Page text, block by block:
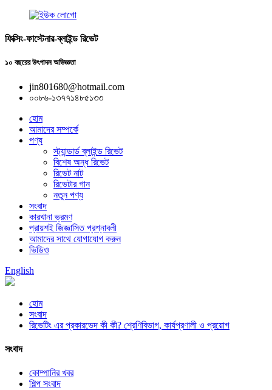
ফিক্সিং-ফাস্টেনার-ব্লাইন্ড রিভেট
১০ বছরের উৎপাদন অভিজ্ঞতা
jin801680@hotmail.com
০০৮৬-১৩৭৭১৪৮৫১৩৩
হোম
আমাদের সম্পর্কে
পণ্য
স্ট্যান্ডার্ড ব্লাইন্ড রিভেট
বিশেষ অন্ধ রিভেট
রিভেট নাট
রিভেটার গান
নতুন পণ্য
সংবাদ
কারখানা ভ্রমণ
প্রায়শই জিজ্ঞাসিত প্রশ্নাবলী
আমাদের সাথে যোগাযোগ করুন
ভিডিও
English
হোম
সংবাদ
রিভেটিং এর প্রকারভেদ কী কী? শ্রেণিবিভাগ, কার্যপ্রণালী ও প্রয়োগ
সংবাদ
কোম্পানির খবর
শিল্প সংবাদ